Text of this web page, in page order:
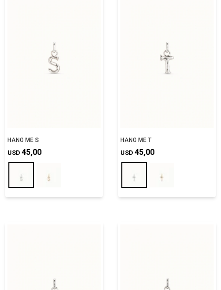
HANG ME S
USD 45,00
HANG ME T
USD 45,00